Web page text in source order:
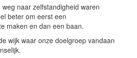
naar zelfstandigheid waren
beter om eerst een
maken en dan een baan.
wijk waar onze doelgroep vandaan